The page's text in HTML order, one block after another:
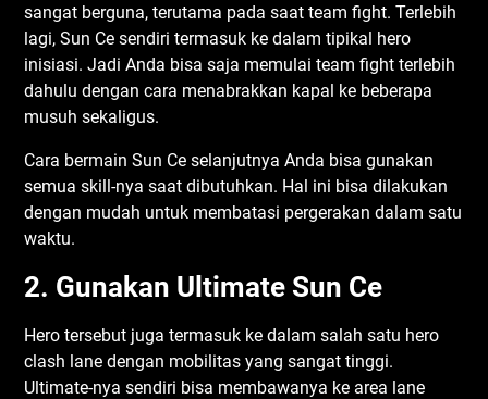
sangat berguna, terutama pada saat team fight. Terlebih
lagi, Sun Ce sendiri termasuk ke dalam tipikal hero
inisiasi. Jadi Anda bisa saja memulai team fight terlebih
dahulu dengan cara menabrakkan kapal ke beberapa
musuh sekaligus.
Cara bermain Sun Ce selanjutnya Anda bisa gunakan
semua skill-nya saat dibutuhkan. Hal ini bisa dilakukan
dengan mudah untuk membatasi pergerakan dalam satu
waktu.
2. Gunakan Ultimate Sun Ce
Hero tersebut juga termasuk ke dalam salah satu hero
clash lane dengan mobilitas yang sangat tinggi.
Ultimate-nya sendiri bisa membawanya ke area lane